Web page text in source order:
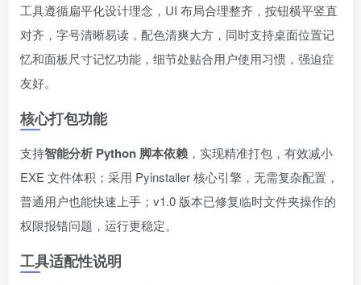
工具遵循扁平化设计理念，UI 布局合理整齐，按钮横平竖直
对齐，字号清晰易读，配色清爽大方，同时支持桌面位置记
忆和面板尺寸记忆功能，细节处贴合用户使用习惯，强迫症
友好。
核心打包功能
支持智能分析 Python 脚本依赖 ，实现精准打包，有效减小
EXE 文件体积；采用 Pyinstaller 核心引擎，无需复杂配置，
普通用户也能快速上手；v1.0 版本已修复临时文件夹操作的
权限报错问题，运行更稳定。
工具适配性说明